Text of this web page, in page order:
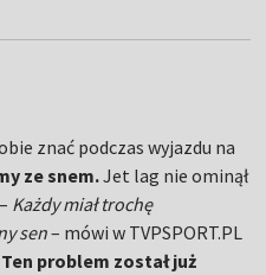
znać podczas wyjazdu na
ze snem.Jet lag nie ominął
Każdy miał trochę
sen– mówi w TVPSPORT.PL
Ten problem został już